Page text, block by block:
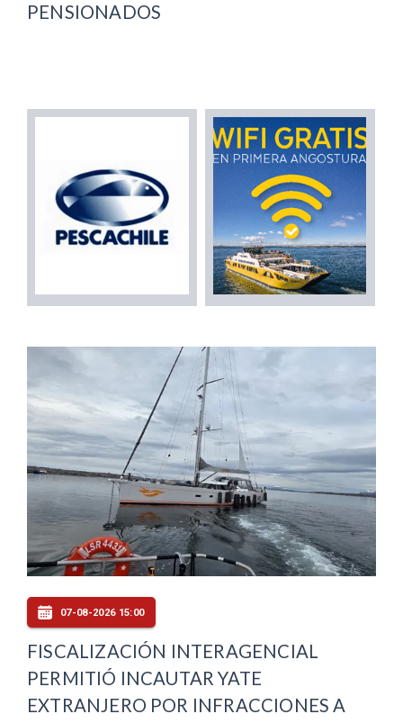
PENSIONADOS
07-08-2026 15:00
FISCALIZACIÓN INTERAGENCIAL
PERMITIÓ INCAUTAR YATE
EXTRANJERO POR INFRACCIONES A